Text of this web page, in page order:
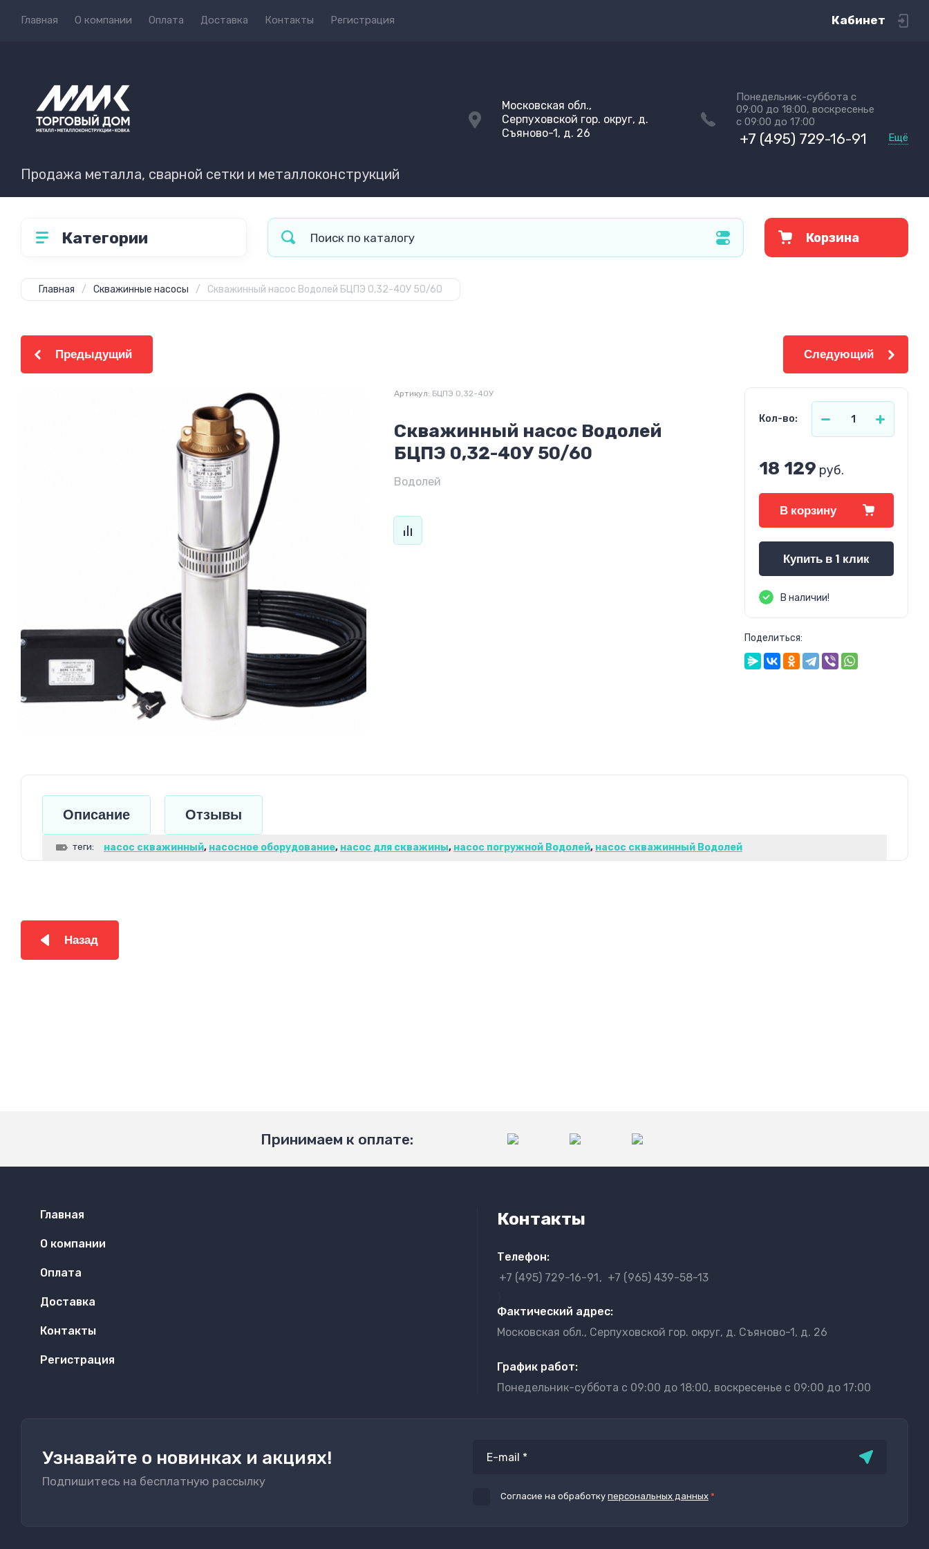
Главная О компании Оплата Доставка Контакты Регистрация Кабинет
Продажа металла, сварной сетки и металлоконструкций
Московская обл.,
Серпуховской гор. округ, д.
Съяново-1, д. 26
Понедельник-суббота с
09:00 до 18:00, воскресенье
с 09:00 до 17:00
+7 (495) 729-16-91 Ещё
Категории Корзина
Главная / Скважинные насосы / Скважинный насос Водолей БЦПЭ 0,32-40У 50/60
Предыдущий Следующий
Артикул: БЦПЭ 0,32-40У
Скважинный насос Водолей
БЦПЭ 0,32-40У 50/60
Водолей
Кол-во:
18 129 руб.
В корзину
Купить в 1 клик
В наличии!
Поделиться:
Описание Отзывы
теги: насос скважинный, насосное оборудование, насос для скважины, насос погружной Водолей, насос скважинный Водолей
Назад
Принимаем к оплате:
Главная
О компании
Оплата
Доставка
Контакты
Регистрация
Контакты
Телефон:
+7 (495) 729-16-91
+7 (965) 439-58-13
Фактический адрес:
Московская обл., Серпуховской гор. округ, д. Съяново-1, д. 26
График работ:
Понедельник-суббота с 09:00 до 18:00, воскресенье с 09:00 до 17:00
Узнавайте о новинках и акциях!
Подпишитесь на бесплатную рассылку
Согласие на обработкуперсональных данных *